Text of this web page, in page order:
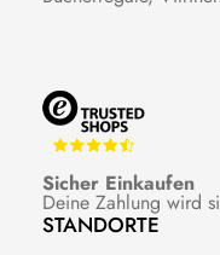
Sicher Einkaufen
Deine Zahlung wird
STANDORTE